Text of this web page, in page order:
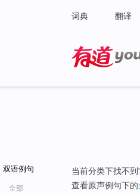
词典 翻译
双语例句
全部
当前分类下找不到
查看原声例句下的